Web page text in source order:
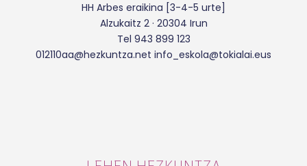
HH Arbes eraikina [3-4-5 urte]
Alzukaitz 2 · 20304 Irun
Tel 943 899 123
012110aa@hezkuntza.net info_eskola@tokialai.eus